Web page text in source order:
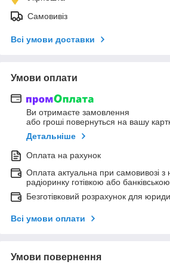
Самовивіз
Всі умови доставки
Умови оплати
Ви отримаєте замовлення
або гроші повернуться на вашу
Детальніше
Оплата на рахунок
Оплата актуальна при самовивозі з
радіоринку готівкою або
Безготівковий розрахунок для
Всі умови оплати
Умови повернення